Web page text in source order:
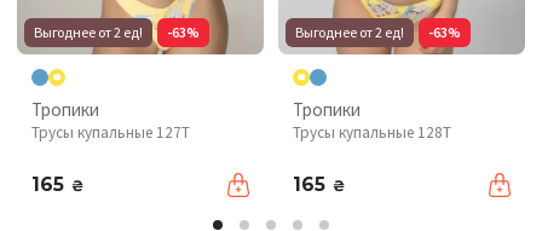
Выгоднее от 2 ед! -63%
Тропики
Трусы купальные 127T
165 ₴
Выгоднее от 2 ед! -63%
Тропики
Трусы купальные 128T
165 ₴